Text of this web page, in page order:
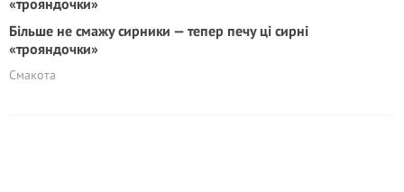
Більше не смажу сирники — тепер печу ці сирні
«трояндочки»
Смакота